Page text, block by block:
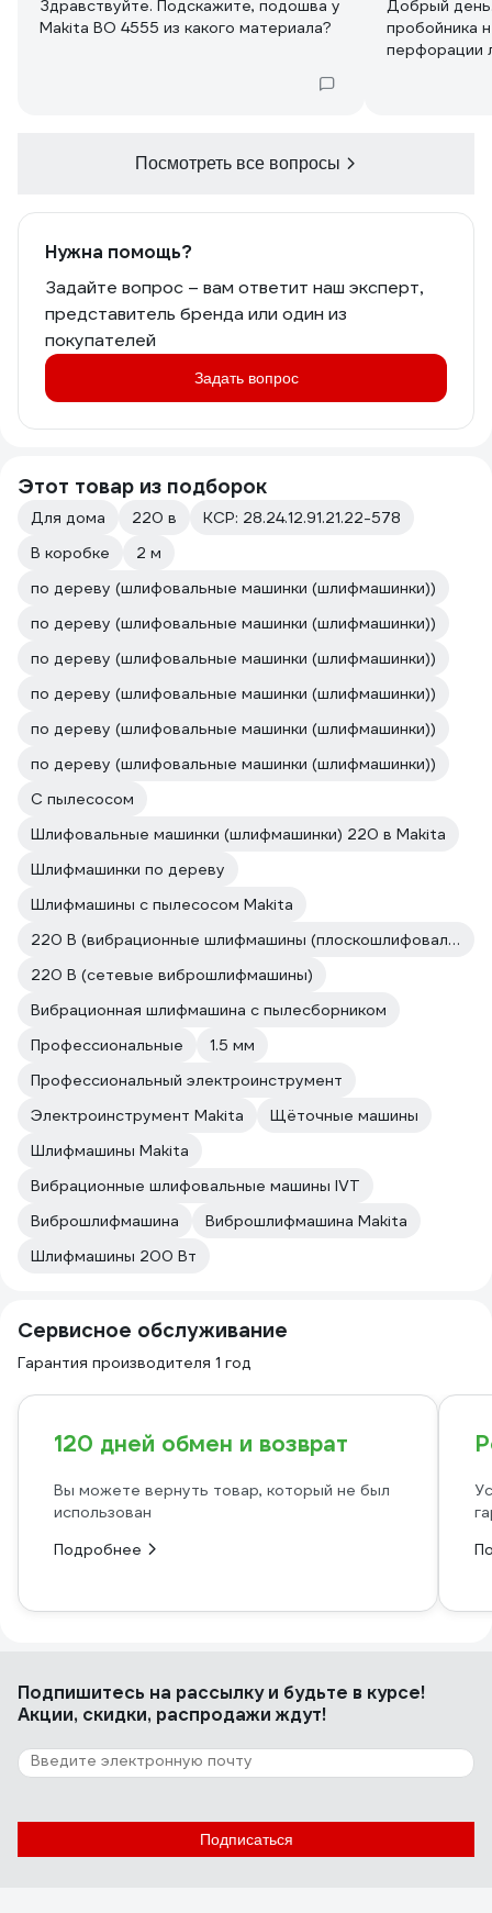
Через специальный переходник
предусмотрение данной опции в
Здравствуйте. Подскажите, подошва у
Makita BO 4555 из какого материала?
Добрый
пробойника
перфорации
Посмотреть все вопросы
Нужна помощь?
Задайте вопрос – вам ответит наш эксперт,
представитель бренда или один из
покупателей
Задать вопрос
Этот товар из подборок
Для дома 220 в
КСР: 28.24.12.91.21.22-578
В коробке
2 м
по дереву (шлифовальные машинки (шлифмашинки))
по дереву (шлифовальные машинки (шлифмашинки))
по дереву (шлифовальные машинки (шлифмашинки))
по дереву (шлифовальные машинки (шлифмашинки))
по дереву (шлифовальные машинки (шлифмашинки))
по дереву (шлифовальные машинки (шлифмашинки))
С пылесосом
Шлифовальные машинки (шлифмашинки) 220 в Makita
Шлифмашинки по дереву
Шлифмашины с пылесосом Makita
220 В (вибрационные шлифмашины (плоскошлифовальные))
220 В (сетевые виброшлифмашины)
Вибрационная шлифмашина с пылесборником
Профессиональные
1.5 мм
Профессиональный электроинструмент
Электроинструмент Makita
Щёточные машины
Шлифмашины Makita
Вибрационные шлифовальные машины IVT
Виброшлифмашина
Виброшлифмашина Makita
Шлифмашины 200 Вт
Сервисное обслуживание
Гарантия производителя 1 год
120 дней обмен и возврат
Вы можете вернуть товар, который не был
использован
Подробнее
Подпишитесь на рассылкуи будьте в курсе!
Акции, скидки, распродажи ждут!
Подписаться